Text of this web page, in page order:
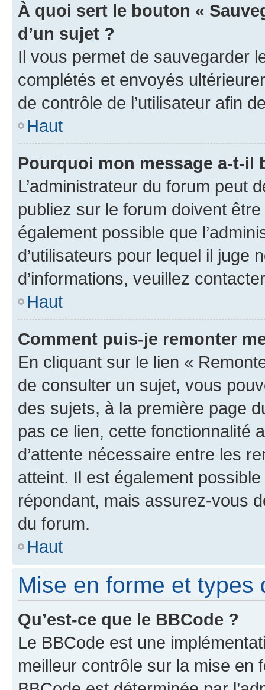
À quoi sert le bouton «
d’un sujet ?
Il vous permet de sauvegarder
complétés et envoyés
de contrôle de l’utilisateur afin
Haut
Pourquoi mon message a-t-il
L’administrateur du forum peut
publiez sur le forum doivent
également possible que
d’utilisateurs pour lequel il juge
d’informations, veuillez
Haut
Comment puis-je remonter
En cliquant sur le lien «
de consulter un sujet, vous
des sujets, à la première page
pas ce lien, cette fonctionnalité
d’attente nécessaire entre les
atteint. Il est également
répondant, mais assurez-vous
du forum.
Haut
Mise en forme et types
Qu’est-ce que le BBCode ?
Le BBCode est une
meilleur contrôle sur la mise en